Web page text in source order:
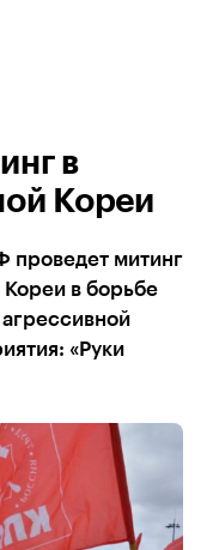
в
Кореи
проведет митинг
в борьбе
«Руки